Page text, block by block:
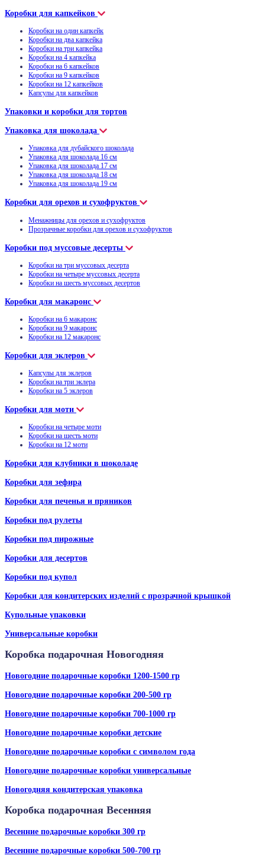
Коробки для капкейков
Коробки на один капкейк
Коробки на два капкейка
Коробки на три капкейка
Коробки на 4 капкейка
Коробки на 6 капкейков
Коробки на 9 капкейков
Коробки на 12 капкейков
Капсулы для капкейков
Упаковки и коробки для тортов
Упаковка для шоколада
Упаковка для дубайского шоколада
Упаковка для шоколада 16 см
Упаковка для шоколада 17 см
Упаковка для шоколада 18 см
Упаковка для шоколада 19 см
Коробки для орехов и сухофруктов
Менажницы для орехов и сухофруктов
Прозрачные коробки для орехов и сухофруктов
Коробки под муссовые десерты
Коробки на три муссовых десерта
Коробки на четыре муссовых десерта
Коробки на шесть муссовых десертов
Коробки для макаронс
Коробки на 6 макаронс
Коробки на 9 макаронс
Коробки на 12 макаронс
Коробки для эклеров
Капсулы для эклеров
Коробки на три эклера
Коробки на 5 эклеров
Коробки для моти
Коробки на четыре моти
Коробки на шесть моти
Коробки на 12 моти
Коробки для клубники в шоколаде
Коробки для зефира
Коробки для печенья и пряников
Коробки под рулеты
Коробки под пирожные
Коробки для десертов
Коробки под купол
Коробки для кондитерских изделий с прозрачной крышкой
Купольные упаковки
Универсальные коробки
Коробка подарочная Новогодняя
Новогодние подарочные коробки 1200-1500 гр
Новогодние подарочные коробки 200-500 гр
Новогодние подарочные коробки 700-1000 гр
Новогодние подарочные коробки детские
Новогодние подарочные коробки с символом года
Новогодние подарочные коробки универсальные
Новогодняя кондитерская упаковка
Коробка подарочная Весенняя
Весенние подарочные коробки 300 гр
Весенние подарочные коробки 500-700 гр